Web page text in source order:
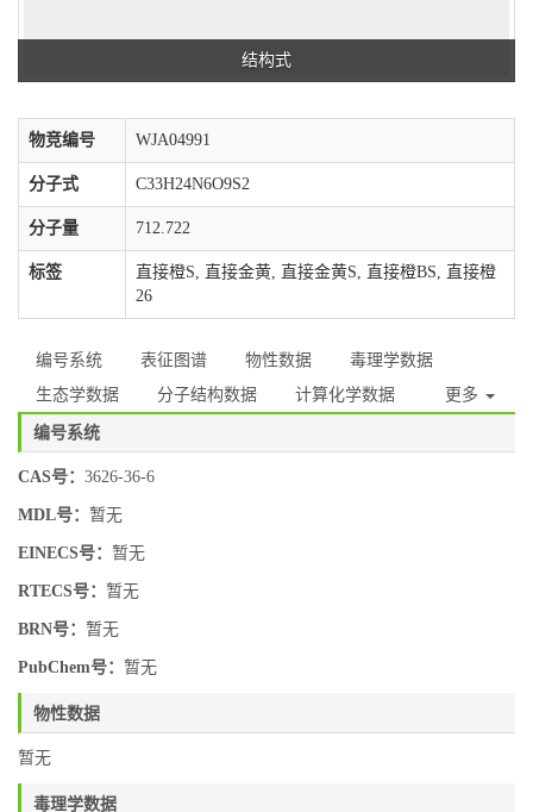
结构式
物竞编号 WJA04991
分子式 C33H24N6O9S2
分子量 712.722
标签
直接橙S, 直接金黄, 直接金黄S, 直接橙BS, 直接橙
26
编号系统 表征图谱 物性数据
毒理学数据
生态学数据
分子结构数据 计算化学数据 更多
编号系统
CAS号： 3626-36-6
MDL号： 暂无
EINECS号： 暂无
RTECS号： 暂无
BRN号： 暂无
PubChem号： 暂无
物性数据
暂无
毒理学数据